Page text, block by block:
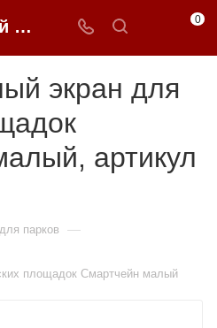
Интерактивный экран для детских площадок Смартчейн малый купить в Москве от 354 690 ₽ - 0FFER 0
экран для
артикул
парков —
площадок Смартчейн малый